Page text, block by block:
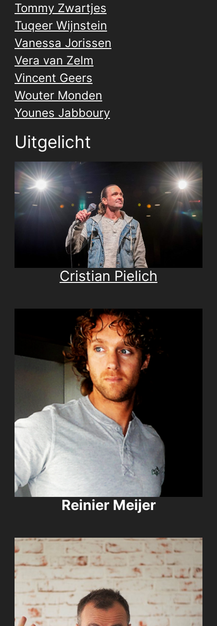
Tommy Zwartjes
Tuqeer Wijnstein
Vanessa Jorissen
Vera van Zelm
Vincent Geers
Wouter Monden
Younes Jabboury
Uitgelicht
Cristian Pielich
Reinier Meijer